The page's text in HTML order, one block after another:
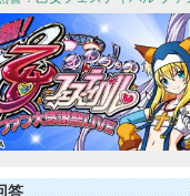
答